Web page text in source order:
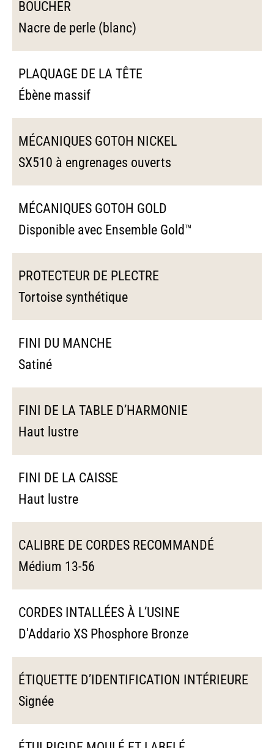
BOUCHER
Nacre de perle (blanc)
PLAQUAGE DE LA TÊTE
Ébène massif
MÉCANIQUES GOTOH NICKEL
SX510 à engrenages ouverts
MÉCANIQUES GOTOH GOLD
Disponible avec Ensemble Gold™
PROTECTEUR DE PLECTRE
Tortoise synthétique
FINI DU MANCHE
Satiné
FINI DE LA TABLE D’HARMONIE
Haut lustre
FINI DE LA CAISSE
Haut lustre
CALIBRE DE CORDES RECOMMANDÉ
Médium 13-56
CORDES INTALLÉES À L’USINE
D'Addario XS Phosphore Bronze
ÉTIQUETTE D’IDENTIFICATION INTÉRIEURE
Signée